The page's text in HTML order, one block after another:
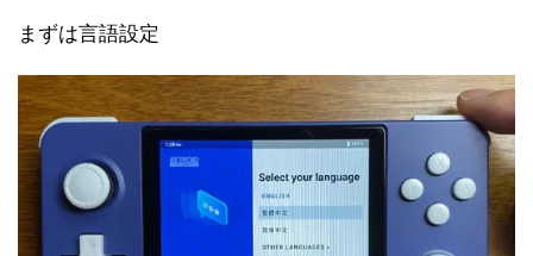
まずは言語設定